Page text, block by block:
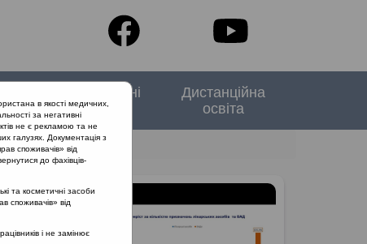
Спеціальні
випуски
Дистанційна
освіта
в якості медичних,
за негативні
не є рекламою та не
галузях. Документація з
споживачів» від
до фахівців-
та косметичні засоби
споживачів» від
і не замінює